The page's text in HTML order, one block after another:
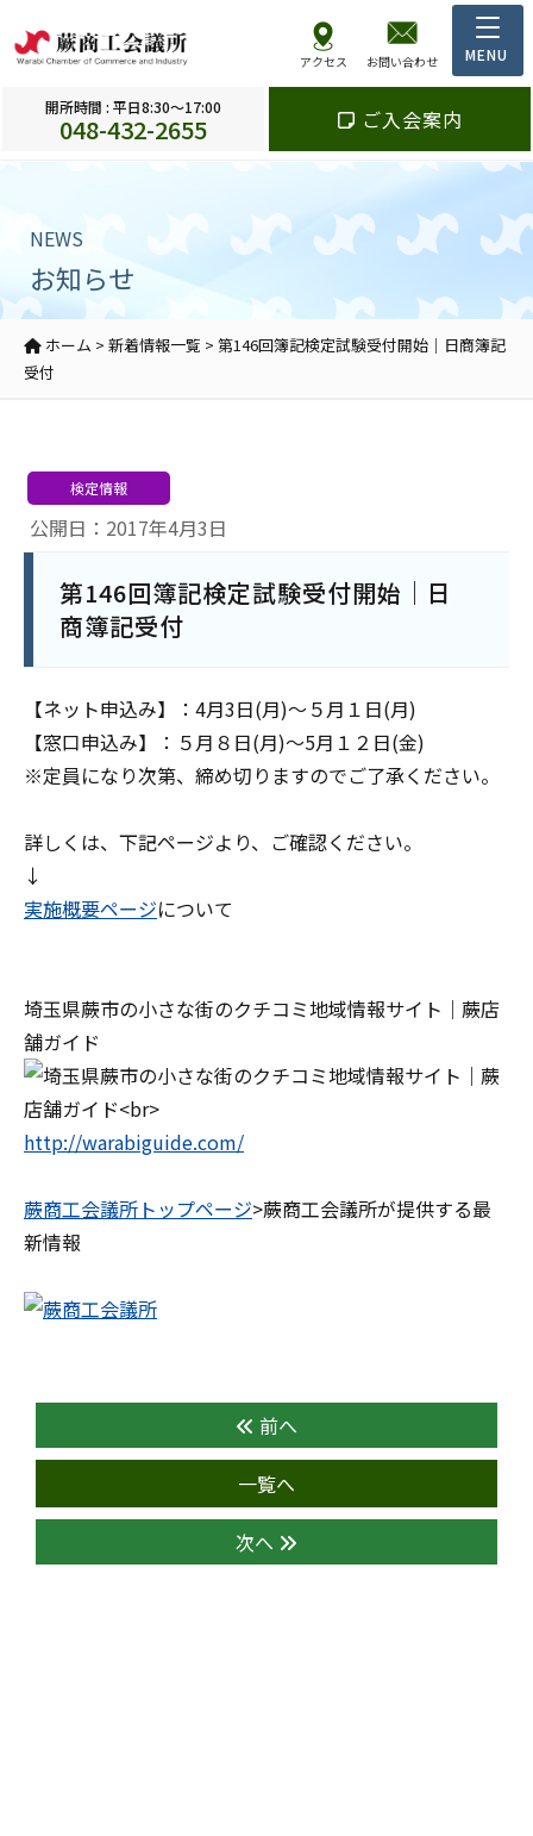
アクセス お問い合わせ
開所時間 : 平日8:30～17:00
048-432-2655 ご入会案内
NEWS
お知らせ
ホーム > 新着情報一覧 > 第146回簿記検定試験受付開始｜日商簿記
受付
公開日：2017年4月3日
検定情報
第146回簿記検定試験受付開始｜日
商簿記受付
【ネット申込み】：4月3日(月)～５月１日(月)
【窓口申込み】：５月８日(月)～5月１２日(金)
※定員になり次第、締め切りますのでご了承ください。
詳しくは、下記ページより、ご確認ください。
↓
実施概要ページについて
埼玉県蕨市の小さな街のクチコミ地域情報サイト｜蕨店
舗ガイド
http://warabiguide.com/
蕨商工会議所トップページ>蕨商工会議所が提供する最
新情報
前へ
一覧へ
次へ